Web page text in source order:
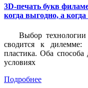
3D-печать букв
когда выгодно, а когда
Выбор технологии
сводится к дилемме:
пластика. Оба
условиях
Подробнее